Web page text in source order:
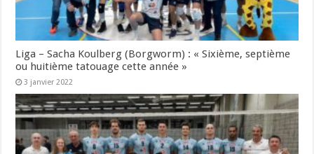
Liga – Sacha Koulberg (Borgworm) : « Sixième, septième
ou huitième tatouage cette année »
3 janvier 2022